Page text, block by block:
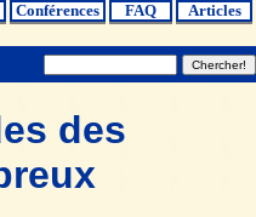
Conférences FAQ Articles
des